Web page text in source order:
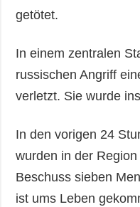
getötet.
In einem zentralen
russischen Angriff
verletzt. Sie wurde
In den vorigen 24
wurden in der
Beschuss sieben
ist ums Leben